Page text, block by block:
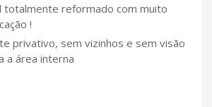
totalmente reformado com muito
!
privativo, sem vizinhos e sem visão
a área interna